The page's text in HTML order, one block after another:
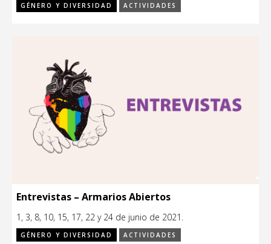
GÉNERO Y DIVERSIDAD ACTIVIDADES
Entrevistas – Armarios Abiertos
1, 3, 8, 10, 15, 17, 22 y 24 de junio de 2021.
GÉNERO Y DIVERSIDAD ACTIVIDADES